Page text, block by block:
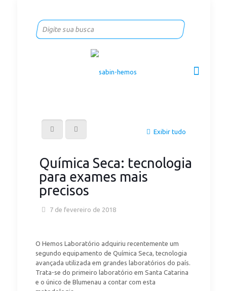
Exibir tudo
Química Seca: tecnologia
para exames mais
precisos
7 de fevereiro de 2018
O Hemos Laboratório adquiriu recentemente um
segundo equipamento de Química Seca, tecnologia
avançada utilizada em grandes laboratórios do país.
Trata-se do primeiro laboratório em Santa Catarina
e o único de Blumenau a contar com esta